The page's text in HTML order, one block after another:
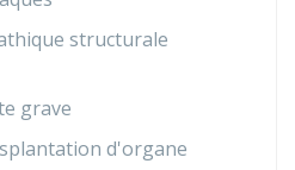
structurale
grave
d'organe